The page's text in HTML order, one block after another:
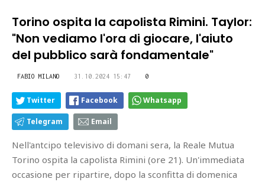
Torino ospita la capolista Rimini. Taylor:
"Non vediamo l'ora di giocare, l'aiuto
del pubblico sarà fondamentale"
FABIO MILANO 31.10.2024 15:47 0
Twitter Facebook Whatsapp
Telegram Email
Nell'antcipo televisivo di domani sera, la Reale Mutua
Torino ospita la capolista Rimini (ore 21). Un'immediata
occasione per ripartire, dopo la sconfitta di domenica